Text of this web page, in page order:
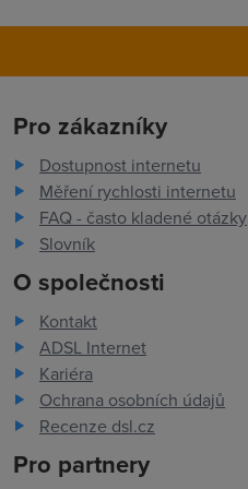
Pro zákazníky
Dostupnost internetu
Měření rychlosti internetu
FAQ - často kladené otázky
Slovník
O společnosti
Kontakt
ADSL Internet
Kariéra
Ochrana osobních údajů
Recenze dsl.cz
Pro partnery